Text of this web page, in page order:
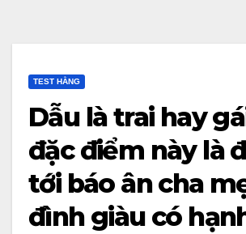
TEST HẰNG
Dẫu là trai hay
đặc điểm này là
tới báo ân cha
đình giàu có